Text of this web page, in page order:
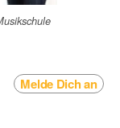
Melde Dich an